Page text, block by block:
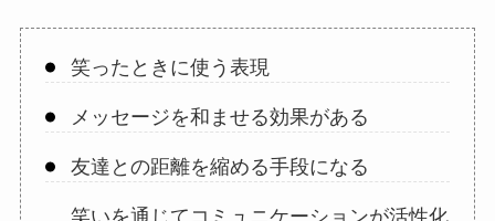
笑ったときに使う表現
メッセージを和ませる効果がある
友達との距離を縮める手段になる